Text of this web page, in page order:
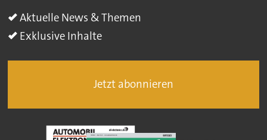
Aktuelle News & Themen
Exklusive Inhalte
Jetzt abonnieren